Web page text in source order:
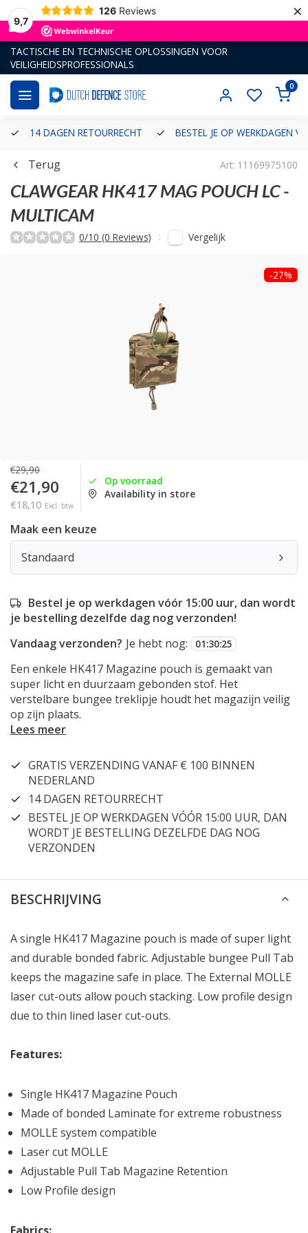
9,7
126 Reviews ×
TACTISCHE EN TECHNISCHE OPLOSSINGEN VOOR
VEILIGHEIDSPROFESSIONALS
0
14 DAGEN RETOURRECHT BESTEL JE OP WERKDAGEN
Terug Art: 11169975100
CLAWGEAR HK417 MAG POUCH LC -
MULTICAM
0/10 (0 Reviews) Vergelijk
-27%
€29,90
€21,90
€18,10 Excl. btw
Op voorraad
Availability in store
Maak een keuze
Standaard
Bestel je op werkdagen vóór 15:00 uur, dan wordt
je bestelling dezelfde dag nog verzonden!
Vandaag verzonden? Je hebt nog: 01:30:25
Een enkele HK417 Magazine pouch is gemaakt van
super licht en duurzaam gebonden stof. Het
verstelbare bungee treklipje houdt het magazijn veilig
op zijn plaats.
Lees meer
GRATIS VERZENDING VANAF € 100 BINNEN
NEDERLAND
14 DAGEN RETOURRECHT
BESTEL JE OP WERKDAGEN VÓÓR 15:00 UUR, DAN
WORDT JE BESTELLING DEZELFDE DAG NOG
VERZONDEN
BESCHRIJVING
A single HK417 Magazine pouch is made of super light
and durable bonded fabric. Adjustable bungee Pull Tab
keeps the magazine safe in place. The External MOLLE
laser cut-outs allow pouch stacking. Low profile design
due to thin lined laser cut-outs.
Features:
Single HK417 Magazine Pouch
Made of bonded Laminate for extreme robustness
MOLLE system compatible
Laser cut MOLLE
Adjustable Pull Tab Magazine Retention
Low Profile design